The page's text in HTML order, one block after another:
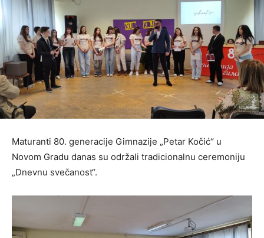
Maturanti 80. generacije Gimnazije „Petar Kočić“ u
Novom Gradu danas su održali tradicionalnu ceremoniju
„Dnevnu svečanost“.